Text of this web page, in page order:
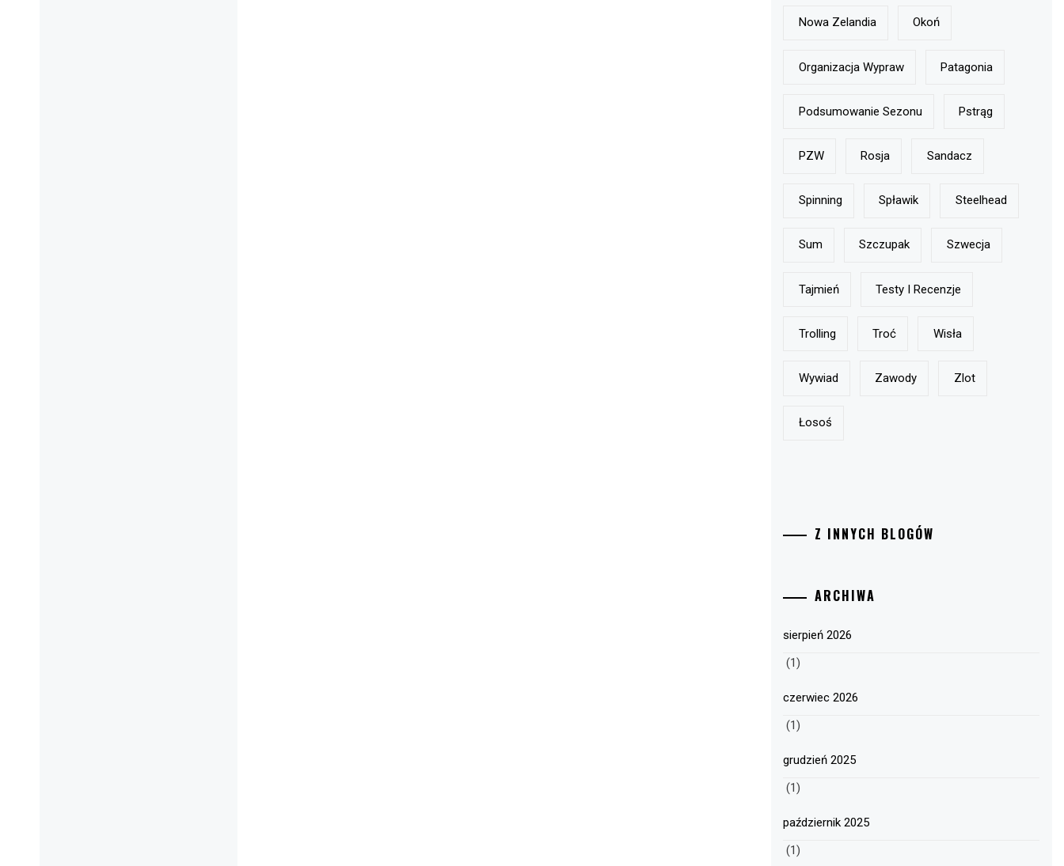
Nowa Zelandia Okoń
Organizacja Wypraw Patagonia
Podsumowanie Sezonu Pstrąg
PZW Rosja Sandacz
Spinning Spławik Steelhead
Sum Szczupak Szwecja
Tajmień Testy I Recenzje
Trolling Troć Wisła
Wywiad Zawody Zlot
Łosoś
Z INNYCH BLOGÓW
ARCHIWA
sierpień 2026
(1)
czerwiec 2026
(1)
grudzień 2025
(1)
październik 2025
(1)